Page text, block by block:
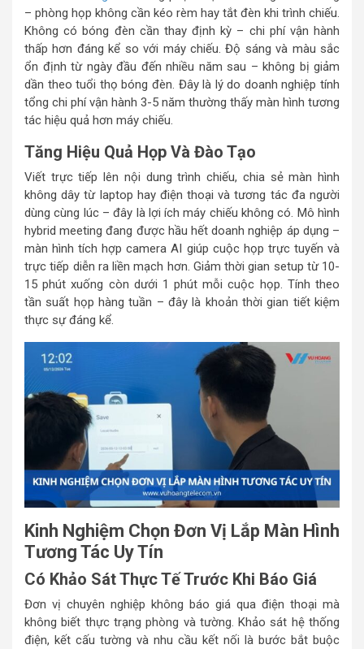
– phòng họp không cần kéo rèm hay tắt đèn khi trình chiếu.
Không có bóng đèn cần thay định kỳ – chi phí vận hành
thấp hơn đáng kể so với máy chiếu. Độ sáng và màu sắc
ổn định từ ngày đầu đến nhiều năm sau – không bị giảm
dần theo tuổi thọ bóng đèn. Đây là lý do doanh nghiệp tính
tổng chi phí vận hành 3-5 năm thường thấy màn hình tương
tác hiệu quả hơn máy chiếu.
Tăng Hiệu Quả Họp Và Đào Tạo
Viết trực tiếp lên nội dung trình chiếu, chia sẻ màn hình
không dây từ laptop hay điện thoại và tương tác đa người
dùng cùng lúc – đây là lợi ích máy chiếu không có. Mô hình
hybrid meeting đang được hầu hết doanh nghiệp áp dụng –
màn hình tích hợp camera AI giúp cuộc họp trực tuyến và
trực tiếp diễn ra liền mạch hơn. Giảm thời gian setup từ 10-
15 phút xuống còn dưới 1 phút mỗi cuộc họp. Tính theo
tần suất họp hàng tuần – đây là khoản thời gian tiết kiệm
thực sự đáng kể.
Kinh Nghiệm Chọn Đơn Vị Lắp Màn Hình
Tương Tác Uy Tín
Có Khảo Sát Thực Tế Trước Khi Báo Giá
Đơn vị chuyên nghiệp không báo giá qua điện thoại mà
không biết thực trạng phòng và tường. Khảo sát hệ thống
điện, kết cấu tường và nhu cầu kết nối là bước bắt buộc